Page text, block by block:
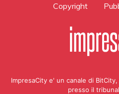
Copyright
ImpresaCity e' un canale di
presso il